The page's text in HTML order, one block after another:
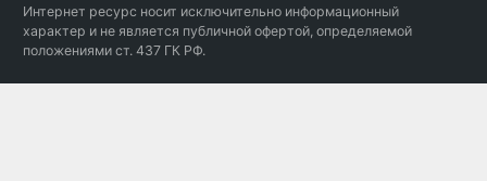
Интернет ресурс носит исключительно информационный
характер и не является публичной офертой, определяемой
положениями ст. 437 ГК РФ.